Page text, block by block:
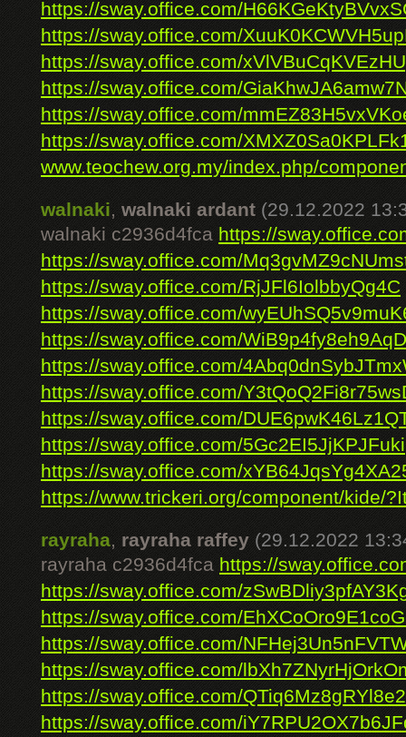
https://sway.office.com/
https://sway.office.com/
https://sway.office.com/
https://sway.office.com/
https://sway.office.com/
https://sway.office.com/
www.teochew.org.my/index.php/
walnaki, walnaki ardant (29.12.2022
walnaki c2936d4fca https://
https://sway.office.com/
https://sway.office.com/RjJFl6IolbbyQg4C
https://sway.office.com/
https://sway.office.com/
https://sway.office.com/
https://sway.office.com/
https://sway.office.com/
https://sway.office.com/5Gc2EI5JjKPJFuki
https://sway.office.com/
https://www.trickeri.org/component/kide/
rayraha, rayraha raffey (29.12.2022
rayraha c2936d4fca https://
https://sway.office.com/
https://sway.office.com/
https://sway.office.com/
https://sway.office.com/
https://sway.office.com/
https://sway.office.com/